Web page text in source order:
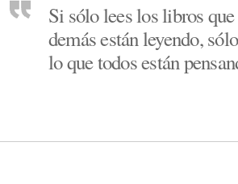
Si sólo lees los libros
demás están leyendo,
lo que todos están